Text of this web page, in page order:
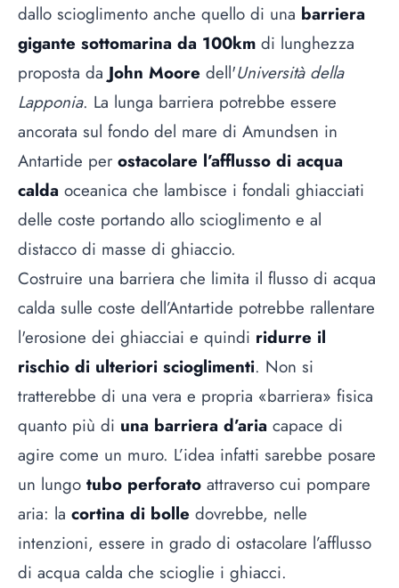
dallo scioglimento anche quello di una barriera
gigante sottomarina da 100km di lunghezza
proposta da John Moore dell'Università della
Lapponia. La lunga barriera potrebbe essere
ancorata sul fondo del mare di Amundsen in
Antartide per ostacolare l’afflusso di acqua
calda oceanica che lambisce i fondali ghiacciati
delle coste portando allo scioglimento e al
distacco di masse di ghiaccio.
Costruire una barriera che limita il flusso di acqua
calda sulle coste dell’Antartide potrebbe rallentare
l'erosione dei ghiacciai e quindi ridurre il
rischio di ulteriori scioglimenti. Non si
tratterebbe di una vera e propria «barriera» fisica
quanto più di una barriera d’aria capace di
agire come un muro. L’idea infatti sarebbe posare
un lungo tubo perforato attraverso cui pompare
aria: la cortina di bolle dovrebbe, nelle
intenzioni, essere in grado di ostacolare l’afflusso
di acqua calda che scioglie i ghiacci.